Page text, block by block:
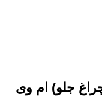
جلو) ام وی